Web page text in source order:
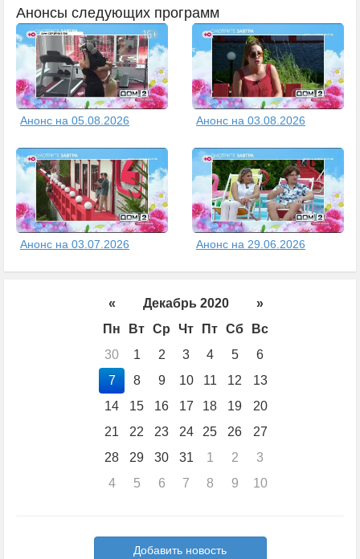
Анонсы следующих программ
Анонс на 05.08.2026 Анонс на 03.08.2026
Анонс на 03.07.2026 Анонс на 29.06.2026
« Декабрь 2020
»
Пн
Вт Ср Чт Пт Сб
Вс
30
1 2 3 4 5
6
7
8 9 10 11 12
13
14
15 16 17 18 19
20
21
22 23 24 25 26
27
28
29 30 31 1 2
3
4
5 6 7 8 9 10
Добавить новость